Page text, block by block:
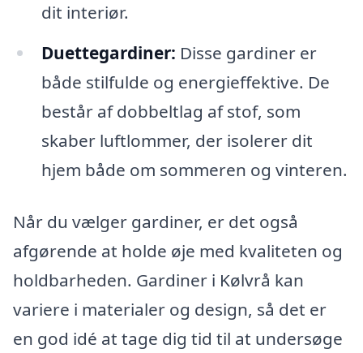
dit interiør.
Duettegardiner: Disse gardiner er
både stilfulde og energieffektive. De
består af dobbeltlag af stof, som
skaber luftlommer, der isolerer dit
hjem både om sommeren og vinteren.
Når du vælger gardiner, er det også
afgørende at holde øje med kvaliteten og
holdbarheden. Gardiner i Kølvrå kan
variere i materialer og design, så det er
en god idé at tage dig tid til at undersøge